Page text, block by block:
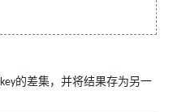
key的差集，并将结果存为另一